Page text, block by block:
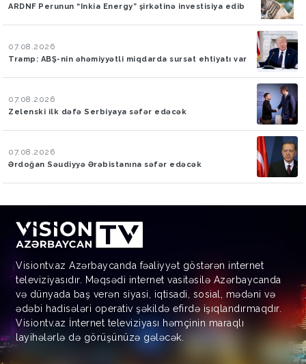
ARDNF Perunun “Inkia Energy” şirkətinə investisiya edib
07.08.2026
Tramp: ABŞ-nin əhəmiyyətli miqdarda sursat ehtiyatı var
07.08.2026
Zelenski ilk dəfə Serbiyaya səfər edəcək
07.08.2026
Ərdoğan Səudiyyə Ərəbistanına səfər edəcək
Visiontv.az Azərbaycanda fəaliyyət göstərən internet
televiziyasıdır. Məqsədi internet vasitəsilə Azərbaycanda
və dünyada baş verən siyasi, iqtisadi, sosial, mədəni və
ədəbi hadisələri operativ şəkildə efirdə işıqlandırmaqdır.
Visiontv.az İnternet televiziyası həmçinin maraqlı
layihələrlə də görüşünüzə gələcək.